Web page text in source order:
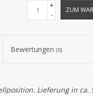
+
-
ZUM
Bewertungen(0)
Lieferung in ca.